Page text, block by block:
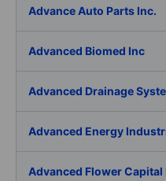
Advance Auto Parts Inc.
Advanced Biomed Inc
Advanced Drainage
Advanced Energy
Advanced Flower Capital